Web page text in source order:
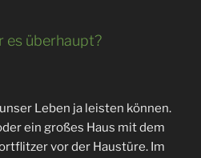
es überhaupt?
Leben ja leisten können.
ein großes Haus mit dem
vor der Haustüre. Im